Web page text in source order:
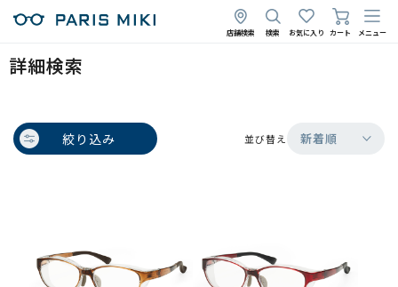
店舗検索 検索 お気に入り カート メニュー
詳細検索
絞り込み 並び替え 新着順